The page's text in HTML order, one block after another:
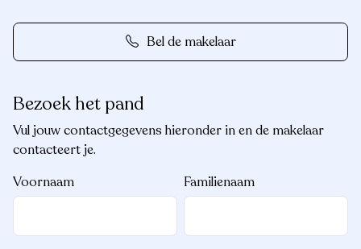
Bel de makelaar
Bezoek het pand
Vul jouw contactgegevens hieronder in en de makelaar
contacteert je.
Voornaam
Familienaam